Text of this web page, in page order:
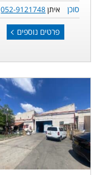
סוכן איתן052-9121748
פרטים נוספים